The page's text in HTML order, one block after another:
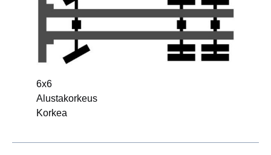
6x6
Alustakorkeus
Korkea